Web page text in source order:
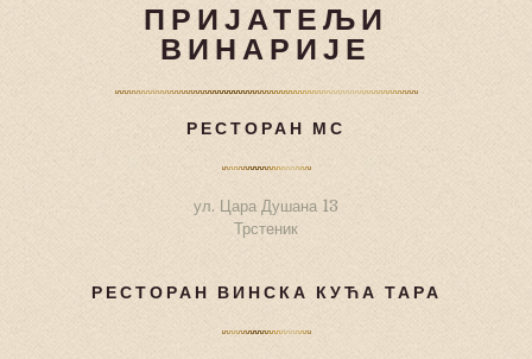
ПРИЈАТЕЉИ
ВИНАРИЈЕ
РЕСТОРАН МС
ул. Цара Душана 13
Трстеник
РЕСТОРАН ВИНСКА КУЋА ТАРА